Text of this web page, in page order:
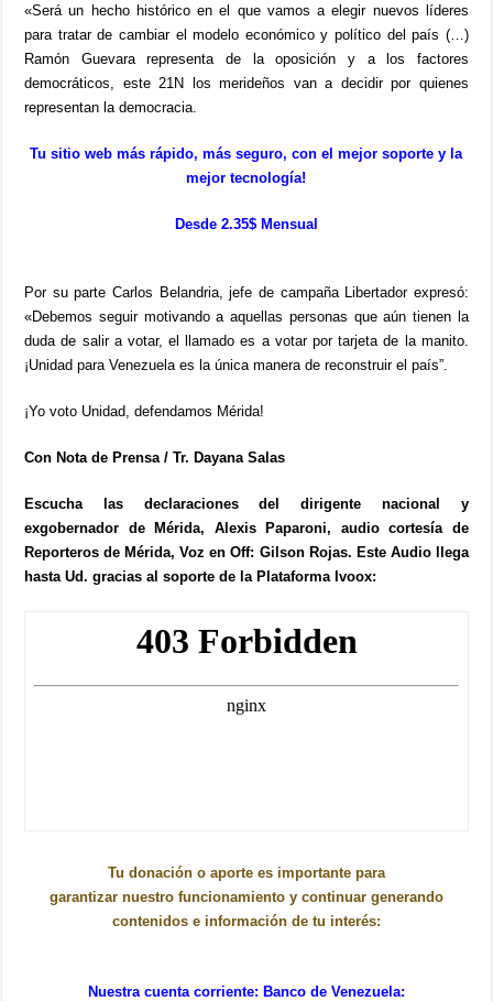
«Será un hecho histórico en el que vamos a elegir nuevos líderes
para tratar de cambiar el modelo económico y político del país (…)
Ramón Guevara representa de la oposición y a los factores
democráticos, este 21N los merideños van a decidir por quienes
representan la democracia.
Tu sitio web más rápido, más seguro, con el mejor soporte y la
mejor tecnología!
Desde 2.35$ Mensual
Por su parte Carlos Belandria, jefe de campaña Libertador expresó:
«Debemos seguir motivando a aquellas personas que aún tienen la
duda de salir a votar, el llamado es a votar por tarjeta de la manito.
¡Unidad para Venezuela es la única manera de reconstruir el país”.
¡Yo voto Unidad, defendamos Mérida!
Con Nota de Prensa / Tr. Dayana Salas
Escucha las declaraciones del dirigente nacional y
exgobernador de Mérida, Alexis Paparoni, audio cortesía de
Reporteros de Mérida, Voz en Off: Gilson Rojas. Este Audio llega
hasta Ud. gracias al soporte de la Plataforma Ivoox:
Tu donación o aporte es importante para
garantizar nuestro funcionamiento y continuar generando
contenidos e información de tu interés:
Nuestra cuenta corriente: Banco de Venezuela: